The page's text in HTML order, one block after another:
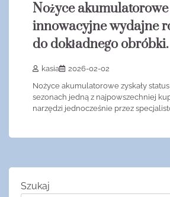
Nożyce
innowacyjne wydajne
do dokładnego obróbki.
kasia
2026-02-02
Nożyce akumulatorowe zyskały
sezonach jedną z najpowszechniej
narzędzi jednocześnie przez
Szukaj